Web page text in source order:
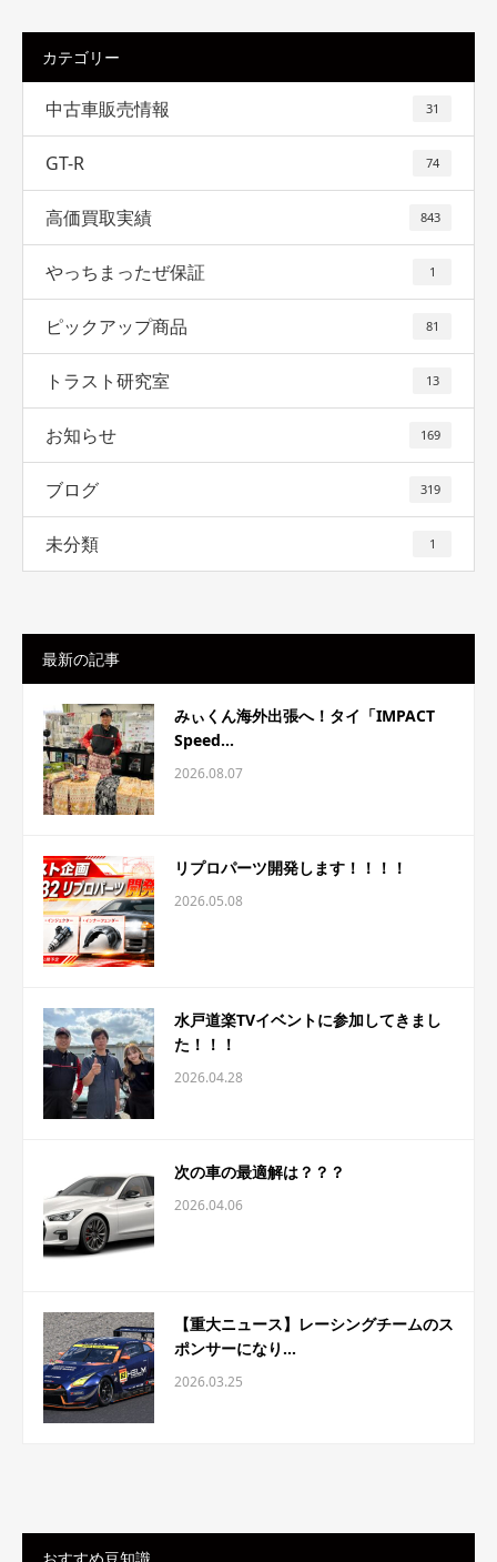
カテゴリー
中古車販売情報 31
GT-R 74
高価買取実績 843
やっちまったぜ保証 1
ピックアップ商品 81
トラスト研究室 13
お知らせ 169
ブログ 319
未分類 1
最新の記事
みぃくん海外出張へ！タイ「IMPACT
Speed...
2026.08.07
リプロパーツ開発します！！！！
2026.05.08
水戸道楽TVイベントに参加してきまし
た！！！
2026.04.28
次の車の最適解は？？？
2026.04.06
【重大ニュース】レーシングチームのス
ポンサーになり...
2026.03.25